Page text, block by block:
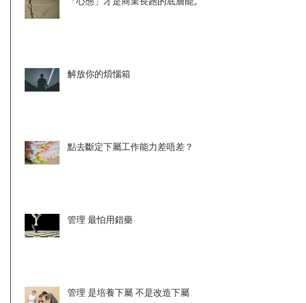
解放你的煩惱箱
點去斷定下屬工作能力差唔差？
管理 最怕用錯藥
管理 是培養下屬 不是改造下屬